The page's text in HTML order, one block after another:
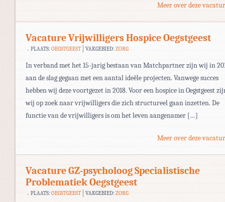
Meer over deze
Vacature Vrijwilligers Hospice Oegstgeest
PLAATS: OEGSTGEEST VAKGEBIED:ZORG
In verband met het 15-jarig bestaan van Matchpartner zijn wij in
aan de slag gegaan met een aantal ideële projecten. Vanwege succes
hebben wij deze voortgezet in 2018. Voor een hospice in Oegstgeest
wij op zoek naar vrijwilligers die zich structureel gaan inzetten. De
functie van de vrijwilligers is om het leven aangenamer […]
Meer over deze
Vacature GZ-psycholoog Specialistische
Problematiek Oegstgeest
PLAATS: OEGSTGEEST VAKGEBIED:ZORG